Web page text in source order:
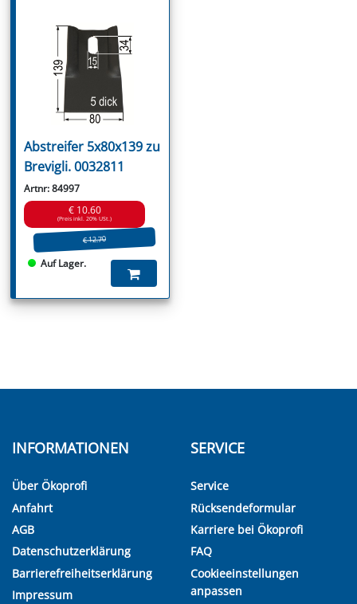
Abstreifer 5x80x139 zu
Brevigli. 0032811
Artnr: 84997
€ 10.60
(Preis inkl. 20% USt.)
€ 12.70
Auf Lager.
INFORMATIONEN
Über Ökoprofi
Anfahrt
AGB
Datenschutzerklärung
Barrierefreiheitserklärung
Impressum
SERVICE
Service
Rücksendeformular
Karriere bei Ökoprofi
FAQ
Cookieeinstellungen
anpassen